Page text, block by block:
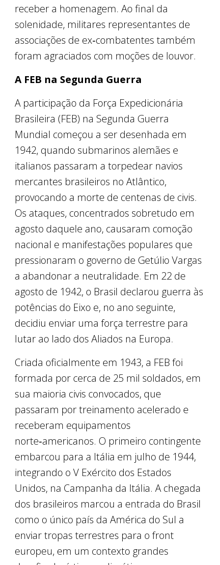
receber a homenagem. Ao final da
solenidade, militares representantes de
associações de ex‑combatentes também
foram agraciados com moções de louvor.
A FEB na Segunda Guerra
A participação da Força Expedicionária
Brasileira (FEB) na Segunda Guerra
Mundial começou a ser desenhada em
1942, quando submarinos alemães e
italianos passaram a torpedear navios
mercantes brasileiros no Atlântico,
provocando a morte de centenas de civis.
Os ataques, concentrados sobretudo em
agosto daquele ano, causaram comoção
nacional e manifestações populares que
pressionaram o governo de Getúlio Vargas
a abandonar a neutralidade. Em 22 de
agosto de 1942, o Brasil declarou guerra às
potências do Eixo e, no ano seguinte,
decidiu enviar uma força terrestre para
lutar ao lado dos Aliados na Europa.
Criada oficialmente em 1943, a FEB foi
formada por cerca de 25 mil soldados, em
sua maioria civis convocados, que
passaram por treinamento acelerado e
receberam equipamentos
norte‑americanos. O primeiro contingente
embarcou para a Itália em julho de 1944,
integrando o V Exército dos Estados
Unidos, na Campanha da Itália. A chegada
dos brasileiros marcou a entrada do Brasil
como o único país da América do Sul a
enviar tropas terrestres para o front
europeu, em um contexto grandes